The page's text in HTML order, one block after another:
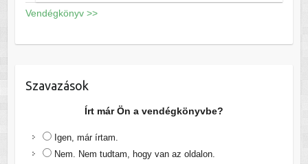
Vendégkönyv >>
Szavazások
Írt már Ön a vendégkönyvbe?
Igen, már írtam.
Nem. Nem tudtam, hogy van az oldalon.